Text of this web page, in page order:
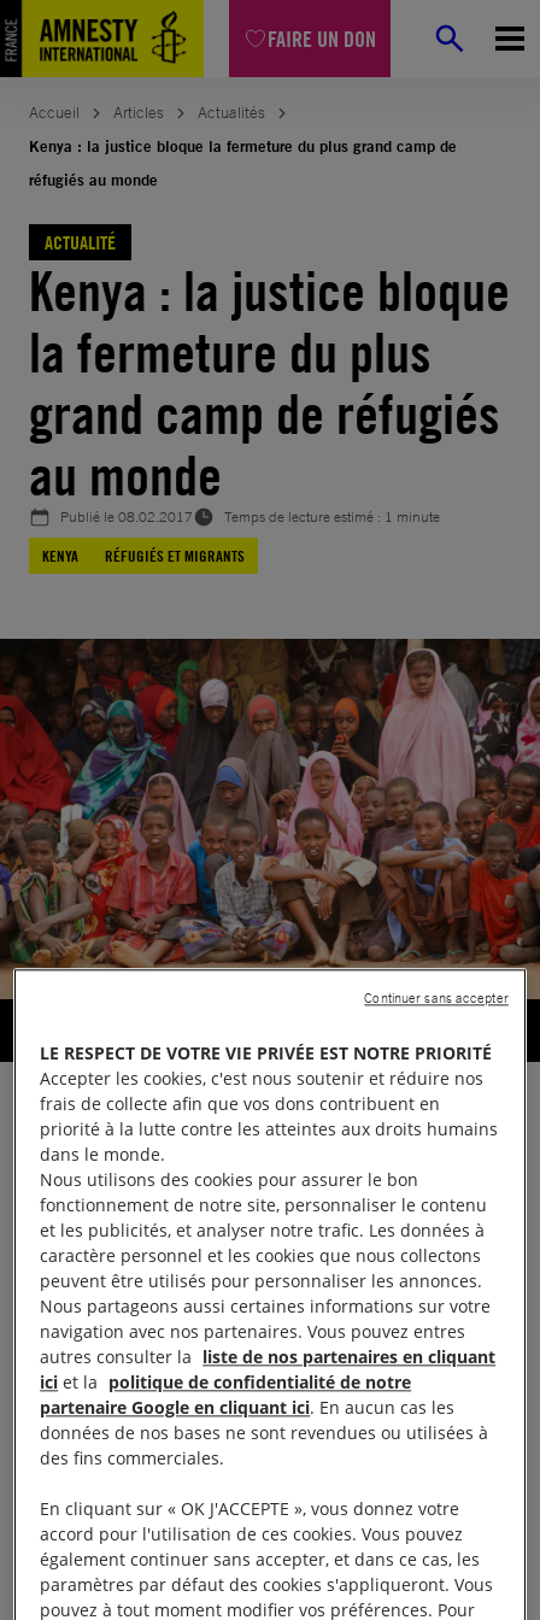
FAIRE UN DON
Aller
au
contenu
Accueil Articles
Actualités
Kenya : la justice bloque la fermeture du plus grand camp de
réfugiés au monde
ACTUALITÉ
Kenya : la justice bloque
la fermeture du plus
grand camp de réfugiés
au monde
Publié le08.02.2017
Temps de lecture estimé : 1 minute
KENYA
RÉFUGIÉS ET MIGRANTS
La Haute Cour kenyane vient de
bloquer la décision de fermer le camp
de Dadaab, qui héberge plus de 260
000 réfugiés somaliens.
La cour a statué que la fermeture du camp était
discriminatoire et revenait à une punition collective.
Cette décision met fin à presqu’un an de tourmente
pour ces réfugiés qui risquaient un retour forcé vers
laSomalie.
L’interdiction de fermer le camp de Dadaab est une
première étape essentielle dans le respect des droits
LE RESPECT DE VOTRE VIE PRIVÉE EST NOTRE PRIORITÉ
Accepter les cookies, c'est nous soutenir et réduire nos
frais de collecte afin que vos dons contribuent en
priorité à la lutte contre les atteintes aux droits humains
dans le monde.
Nous utilisons des cookies pour assurer le bon
fonctionnement de notre site, personnaliser le contenu
et les publicités, et analyser notre trafic. Les données à
caractère personnel et les cookies que nous collectons
peuvent être utilisés pour personnaliser les annonces.
Nous partageons aussi certaines informations sur votre
navigation avec nos partenaires. Vous pouvez entres
autres consulter la liste de nos partenaires en cliquant
ici et la politique de confidentialité de notre
partenaire Google en cliquant ici. En aucun cas les
données de nos bases ne sont revendues ou utilisées à
des fins commerciales.
En cliquant sur « OK J'ACCEPTE », vous donnez votre
accord pour l'utilisation de ces cookies. Vous pouvez
également continuer sans accepter, et dans ce cas, les
paramètres par défaut des cookies s'appliqueront. Vous
pouvez à tout moment modifier vos préférences. Pour
Continuer sans accepter